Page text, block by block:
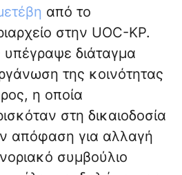
από το
στην UOC-KP.
υπέγραψε διάταγμα
της κοινότητας
η οποία
στη δικαιοδοσία
απόφαση για αλλαγή
συμβούλιο